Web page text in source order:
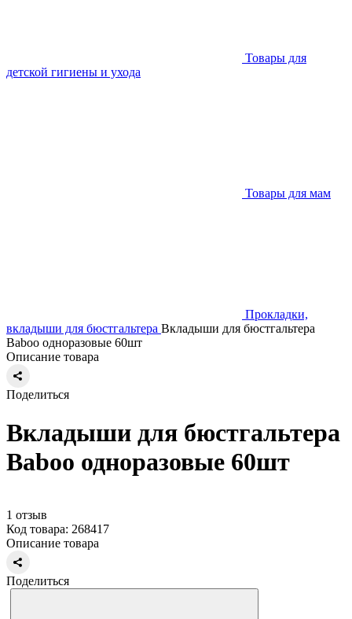
Товары для
детской гигиены и ухода
Товары для мам
Прокладки,
вкладыши для бюстгальтера Вкладыши для бюстгальтера
Baboo одноразовые 60шт
Описание товара
Поделиться
Вкладыши для бюстгальтера
Baboo одноразовые 60шт
1 отзыв
Код товара: 268417
Описание товара
Поделиться